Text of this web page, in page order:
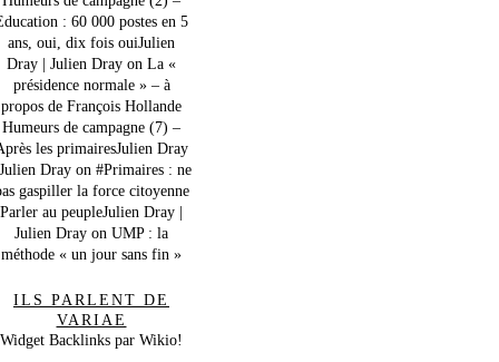
: 60 000 postes en 5
ans, oui, dix fois ouiJulien
Dray | Julien Dray on La «
présidence normale » – à
propos de François Hollande
Humeurs de campagne (7) –
les primairesJulien Dray
Dray on #Primaires : ne
gaspiller la force citoyenne
Parler au peupleJulien Dray |
Julien Dray on UMP : la
méthode « un jour sans fin »
ILS PARLENT DE
VARIAE
Widget Backlinks par Wikio!